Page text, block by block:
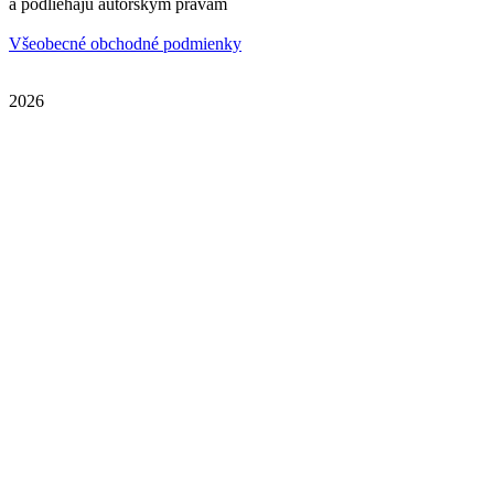
a podliehajú autorským právam
Všeobecné obchodné podmienky
2026